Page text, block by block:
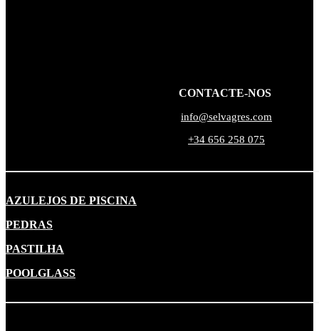
CONTACTE-NOS
info@selvagres.com
+34 656 258 075
AZULEJOS DE PISCINA
PEDRAS
PASTILHA
POOLGLASS